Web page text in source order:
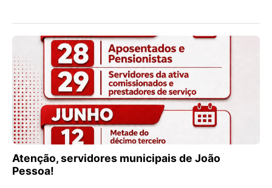
Atenção, servidores municipais de João
Pessoa!